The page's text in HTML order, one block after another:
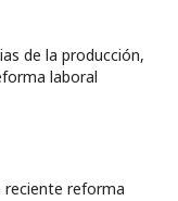
de la producción,
laboral
reciente reforma